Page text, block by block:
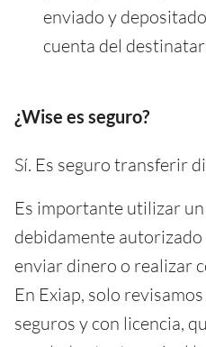
enviado y
cuenta del
¿Wise es seguro?
Sí. Es seguro transferir
Es importante utilizar
debidamente
enviar dinero o realizar
En Exiap, solo
seguros y con licencia,